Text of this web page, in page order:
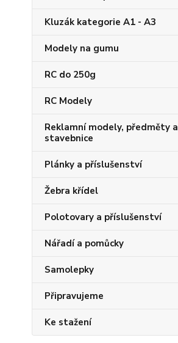
Kluzák kategorie A1 - A3
Modely na gumu
RC do 250g
RC Modely
Reklamní modely, předměty a
stavebnice
Plánky a příslušenství
Žebra křídel
Polotovary a příslušenství
Nářadí a pomůcky
Samolepky
Připravujeme
Ke stažení